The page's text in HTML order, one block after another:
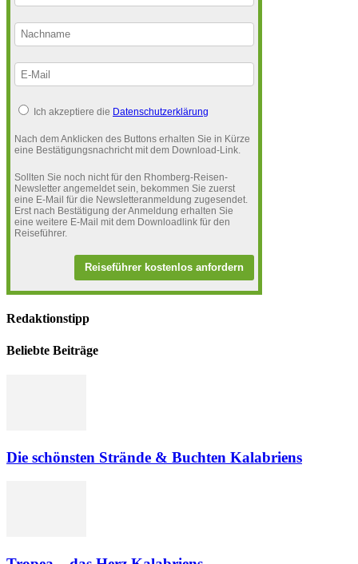
Ich akzeptiere die Datenschutzerklärung
Nach dem Anklicken des Buttons erhalten Sie in Kürze
eine Bestätigungsnachricht mit dem Download-Link.
Sollten Sie noch nicht für den Rhomberg-Reisen-
Newsletter angemeldet sein, bekommen Sie zuerst
eine E-Mail für die Newsletteranmeldung zugesendet.
Erst nach Bestätigung der Anmeldung erhalten Sie
eine weitere E-Mail mit dem Downloadlink für den
Reiseführer.
Reiseführer kostenlos anfordern
Redaktionstipp
Beliebte Beiträge
Die schönsten Strände & Buchten Kalabriens